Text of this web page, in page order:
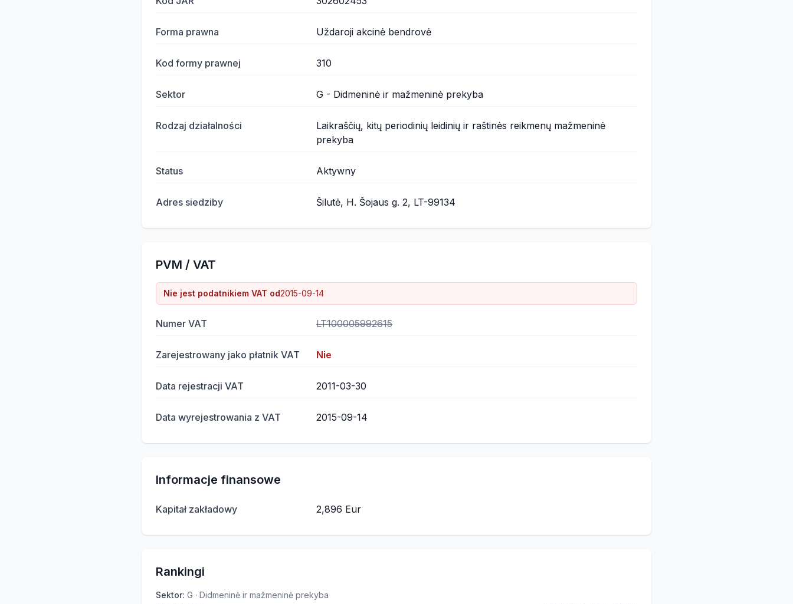
Forma prawna Uždaroji akcinė bendrovė
Kod formy prawnej 310
Sektor G - Didmeninė ir mažmeninė prekyba
Rodzaj działalności
Laikraščių, kitų periodinių leidinių ir raštinės reikmenų mažmeninė
prekyba
Status Aktywny
Adres siedziby Šilutė, H. Šojaus g. 2, LT-99134
PVM / VAT
Nie jest podatnikiem VAT od2015-09-14
Numer VAT LT100005992615
Zarejestrowany jako płatnik VAT Nie
Data rejestracji VAT 2011-03-30
Data wyrejestrowania z VAT 2015-09-14
Informacje finansowe
Kapitał zakładowy 2,896 Eur
Rankingi
Sektor: G · Didmeninė ir mažmeninė prekyba